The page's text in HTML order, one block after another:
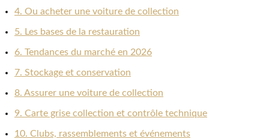
4. Ou acheter une voiture de collection
5. Les bases de la restauration
6. Tendances du marché en 2026
7. Stockage et conservation
8. Assurer une voiture de collection
9. Carte grise collection et contrôle technique
10. Clubs, rassemblements et événements